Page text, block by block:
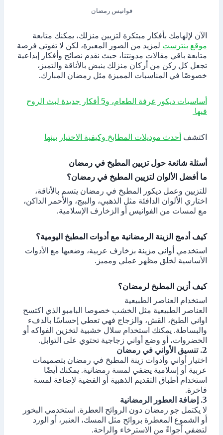
فوانيس رمضان
الآن لإلهامك بأفكار مبتكرة لتزيين منزلك، يمكنك متابعة
موقع بنترست لمزيد من الصور المعبرة، لكن لا تفوتي فرصة
متابعة باقي مقالات مدونتنا، حيث نقدم نصائح وأفكار إبداعية
تجعل كل ركن من أركان منزلك ينبض بالأناقة والتميز،
خصوصًا في المناسبات المميزة مثل رمضان المبارك.
أساسيات ديكور غرفة الطعام، و5 أفكار جديدة لبث الروح
فيها
اكتشف أحدث موديلات المطابخ وكيفية الاختيار بينها
أسئلة شائعة حول تزيين المطبخ في رمضان
ما أفضل الألوان لتزيين المطبخ في رمضان؟
للتزيين وعمل ديكور المطبخ في رمضان يتسم بالأناقة،
اختاري الألوان الدافئة مثل الذهبي، والبيج، والأحمر الداكن،
مع لمسات من الفوانيس أو الزخارف الإسلامية.
كيف أدمج الزينة الرمضانية مع أدوات المطبخ اليومية؟
استخدمي أواني مزينة بزخارف عربية، وضعيها مع الأدوات
الأساسية لخلق مظهر عملي ومميز.
كيف أزين المطبخ لرمضان؟
استخدام العناصر الطبيعية
العناصر الطبيعية مثل الخشب خصوصا البامبو الذي اكتسح
اواني الطبخ، القش، والزجاج فهي تعطي إحساسًا بالدفء
والبساطة. يمكنك استخدام سلال خشبية لتخزين الفواكه أو
الخضروات، أو وضع أواني زجاجية تحتوي على التوابل.
2. تنسيق الأواني في رمضان
اختيار أواني وأدوات زينة المطبخ في رمضان بتصميمات
عربية أو إسلامية يضفي لمسة رمضانية. يمكنك أيضًا
استخدام أطباق التقديم الذهبية أو الفضية لإضافة لمسة
فاخرة.
3. إضافة العطور الرمضانية
لا يكتمل جو رمضان دون الروائح العطرة. استخدمي البخور
أو الشموع المعطرة بروائح مثل المسك، العنبر، أو الورد
لتضفي أجواءً من الاسترخاء والراحة.